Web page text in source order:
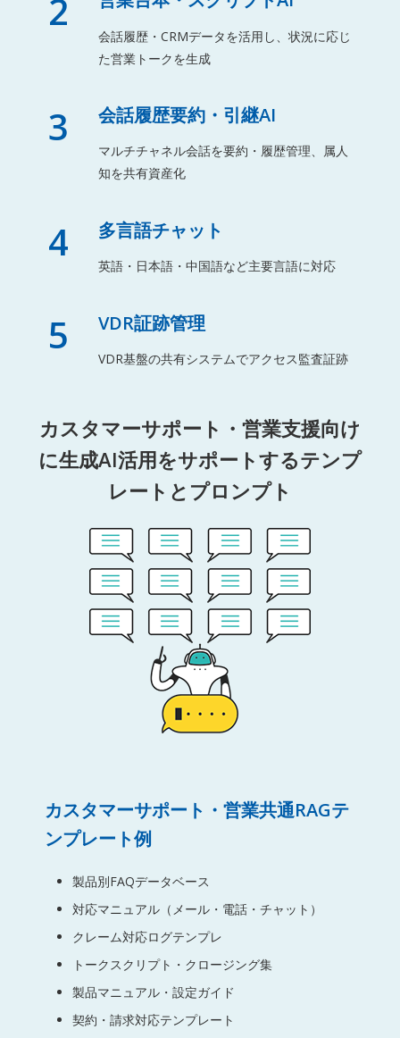
2
会話履歴・CRMデータを活用し、状況に応じ
た営業トークを生成
3 会話履歴要約・引継AI
マルチチャネル会話を要約・履歴管理、属人
知を共有資産化
4 多言語チャット
英語・日本語・中国語など主要言語に対応
5 VDR証跡管理
VDR基盤の共有システムでアクセス監査証跡
カスタマーサポート・営業支援向け
に生成AI活用をサポートするテンプ
レートとプロンプト
カスタマーサポート・営業共通RAGテ
ンプレート例
製品別FAQデータベース
対応マニュアル（メール・電話・チャット）
クレーム対応ログテンプレ
トークスクリプト・クロージング集
製品マニュアル・設定ガイド
契約・請求対応テンプレート